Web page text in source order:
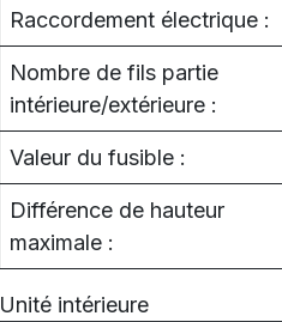
Raccordement électrique :
Nombre de fils partie
intérieure/extérieure :
Valeur du fusible :
Différence de hauteur
maximale :
Unité intérieure